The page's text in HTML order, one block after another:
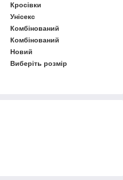
Кросівки
Унісекс
Комбінований
Комбінований
Новий
Виберіть розмір